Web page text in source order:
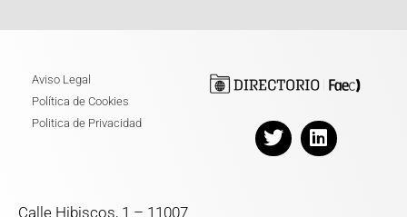
Aviso Legal
Política de Cookies
Politica de Privacidad
Calle Hibiscos, 1 – 11007